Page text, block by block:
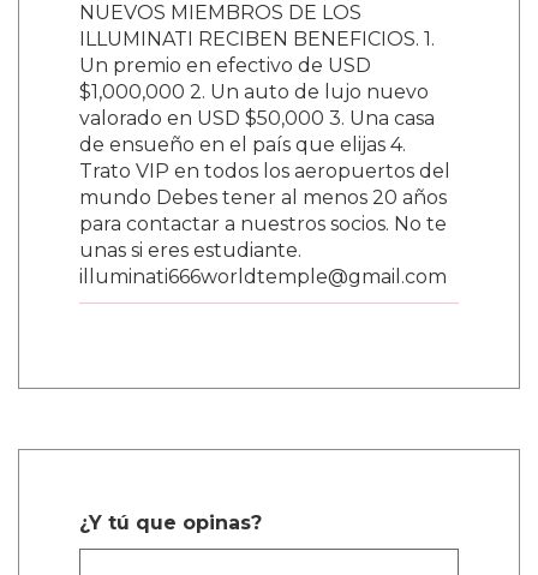
NUEVOS MIEMBROS DE LOS
ILLUMINATI RECIBEN BENEFICIOS. 1.
Un premio en efectivo de USD
$1,000,000 2. Un auto de lujo nuevo
valorado en USD $50,000 3. Una casa
de ensueño en el país que elijas 4.
Trato VIP en todos los aeropuertos del
mundo Debes tener al menos 20 años
para contactar a nuestros socios. No te
unas si eres estudiante.
illuminati666worldtemple@gmail.com
¿Y tú que opinas?